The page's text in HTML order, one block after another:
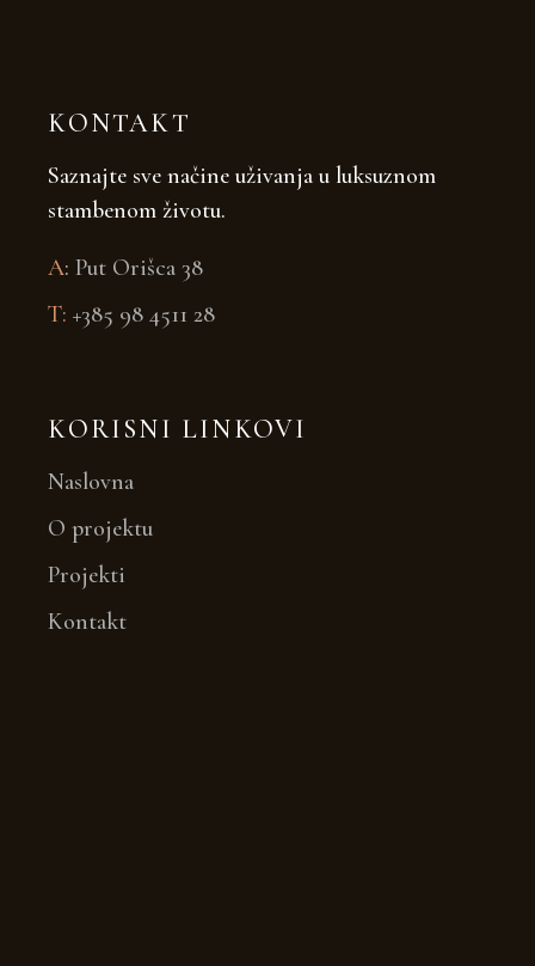
KONTAKT
Saznajte sve načine uživanja u luksuznom
stambenom životu.
A:Put Orišca 38
T:+385 98 4511 28
KORISNI LINKOVI
Naslovna
O projektu
Projekti
Kontakt